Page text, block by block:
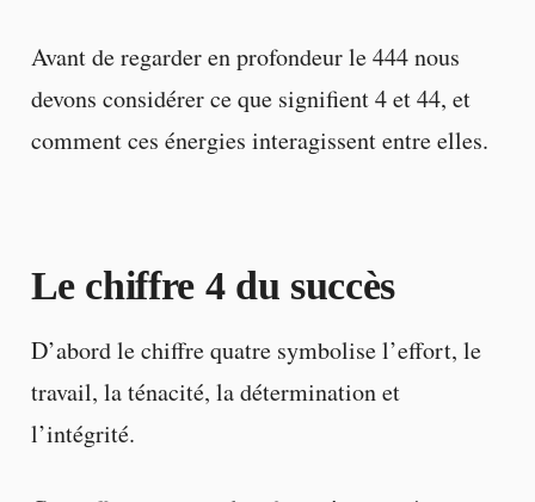
Avant de regarder en profondeur le 444 nous
devons considérer ce que signifient 4 et 44, et
comment ces énergies interagissent entre elles.
Le chiffre 4 du succès
D’abord le chiffre quatre symbolise l’effort, le
travail, la ténacité, la détermination et
l’intégrité.